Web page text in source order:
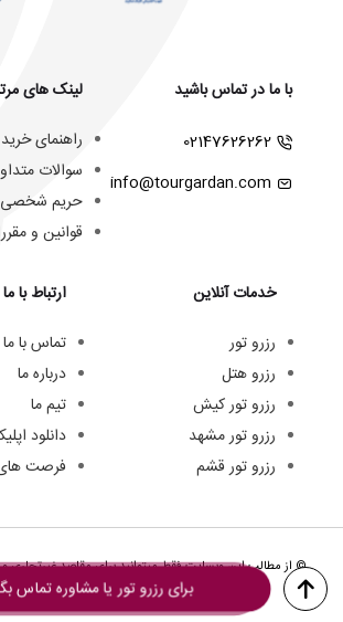
برای رزرو تور یا مشاوره تماس
با ما در تماس باشید
02147626262
info@tourgardan.com
خدمات آنلاین
رزرو تور
رزرو هتل
رزرو تور کیش
رزرو تور مشهد
رزرو تور قشم
لینک های
راهنمای خرید
سوالات
حریم شخصی
قوانین و
ارتباط با ما
تماس با ما
درباره ما
تیم ما
دانلود
فرصت
© از مطالب این وبسایت فقط میتوانید برای مقاصد غیرتجاری و
تمامی حقوق این وبسایت بهتورگردان تعلق